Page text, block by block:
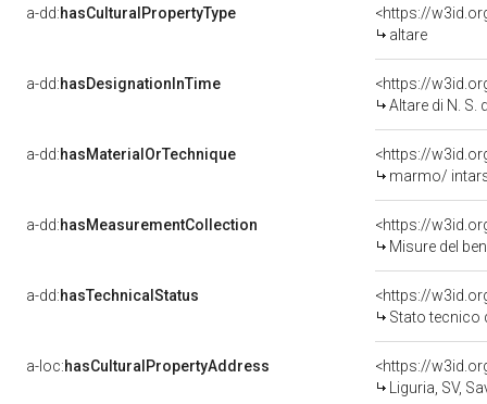
a-dd:hasCulturalPropertyType
<https://
altare
a-dd:hasDesignationInTime
Altare di N. S.
a-dd:hasMaterialOrTechnique
<https://
marmo/
a-dd:hasMeasurementCollection
<https://
Misure del
a-dd:hasTechnicalStatus
<https://
Stato tecnico
a-loc:hasCulturalPropertyAddress
<https://
Liguria, SV,